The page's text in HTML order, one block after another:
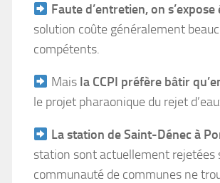
Faute d’entretien, on
solution coûte généralement
compétents.
Mais la CCPI préfère bâtir
le projet pharaonique du rejet
La station de Saint-Dénec à
station sont actuellement rejetées
communauté de communes ne